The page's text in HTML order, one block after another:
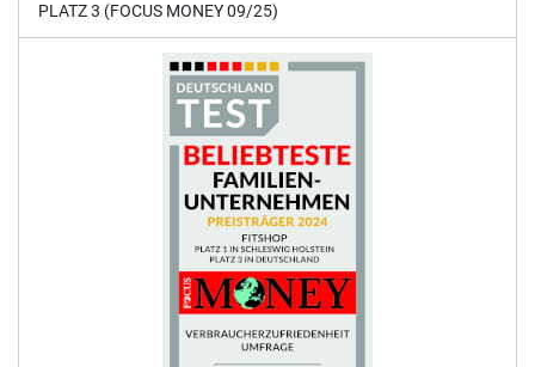
PLATZ 3 (FOCUS MONEY 09/25)